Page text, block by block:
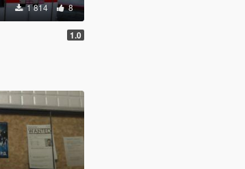
1 814 8
1.0